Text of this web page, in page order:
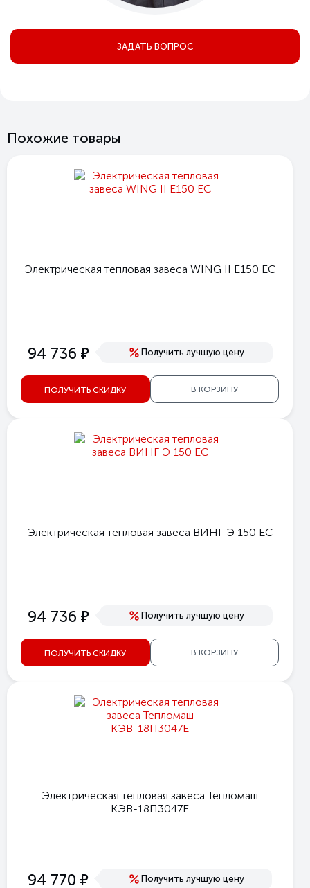
ЗАДАТЬ ВОПРОС
Похожие товары
Электрическая тепловая завеса WING II E150 EC
94 736 е Получить лучшую цену
ПОЛУЧИТЬ СКИДКУ В КОРЗИНУ
Электрическая тепловая завеса ВИНГ Э 150 ЕС
94 736 е Получить лучшую цену
ПОЛУЧИТЬ СКИДКУ В КОРЗИНУ
Электрическая тепловая завеса Тепломаш
КЭВ-18П3047Е
94 770 е Получить лучшую цену